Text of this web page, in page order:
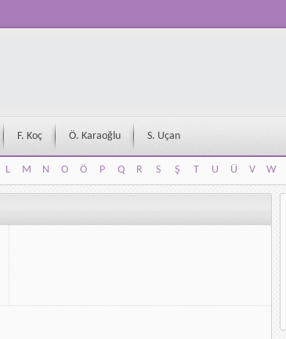
F. Koç Ö. Karaoğlu S. Uçan
L M N O Ö P Q R S Ş T U Ü V W
L M N O Ö P Q R S Ş T U Ü V W